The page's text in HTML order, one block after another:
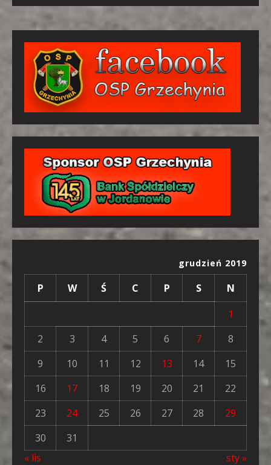
grudzień 2019
P W Ś C P S
N
1
2
3 4 5 6 7
8
9
10 11 12 13 14
15
16
17 18 19 20 21
22
23
24 25 26 27 28
29
30
31
« lis
sty »